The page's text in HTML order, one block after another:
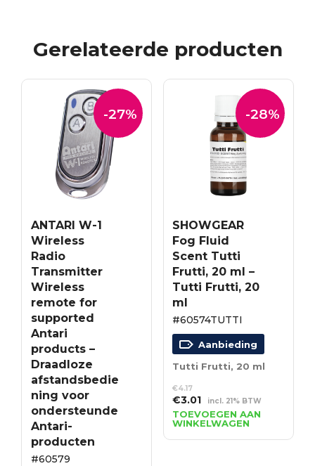
Gerelateerde producten
-27%
ANTARI W-1
Wireless
Radio
Transmitter
Wireless
remote for
supported
Antari
products –
Draadloze
afstandsbedie
ning voor
ondersteunde
Antari-
producten
#60579
-28%
SHOWGEAR
Fog Fluid
Scent Tutti
Frutti, 20 ml –
Tutti Frutti, 20
ml
#60574TUTTI
Aanbieding
Tutti Frutti, 20 ml
€4.17
Oorspronkelijke
prijs
was:
€4.17.
€3.01Huidige
prijs
is:
€3.01.
incl. 21% BTW
TOEVOEGEN AAN
WINKELWAGEN